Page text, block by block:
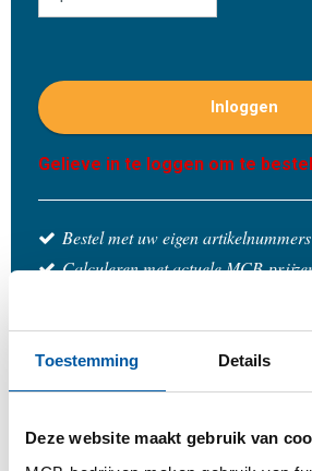
Toestemming Details
Deze website maakt gebruik van
Inloggen
Gelieve in te loggen om te
Bestel met uw eigen artikelnummers
Calculeren met actuele MCB-